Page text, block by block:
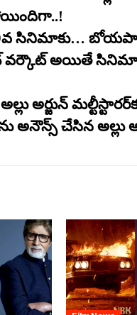
సినిమాకు…
వర్కౌట్ అయితే సినిమా
అర్జున్
అనౌన్స్ చేసిన అల్లు